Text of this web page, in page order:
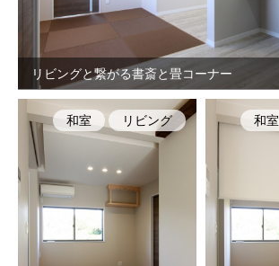
リビングと繋がる書斎と畳コーナー
和室 リビング 和室